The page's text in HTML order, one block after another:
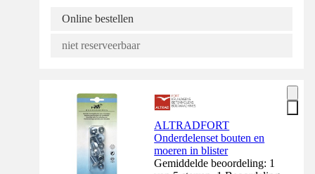
Online bestellen
niet reserveerbaar
ALTRADFORT
Onderdelenset bouten en
moeren in blister
Gemiddelde beoordeling: 1